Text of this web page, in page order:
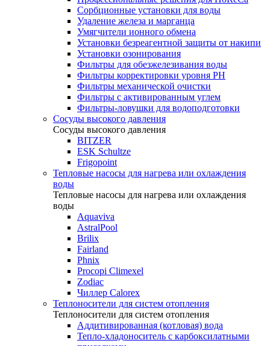
Сорбционные установки для воды
Удаление железа и марганца
Умягчители ионного обмена
Установки безреагентной защиты от накипи
Установки озонирования
Фильтры для обезжелезивания воды
Фильтры корректировки уровня PH
Фильтры механической очистки
Фильтры с активированным углем
Фильтры-ловушки для водоподготовки
Сосуды высокого давления
Сосуды высокого давления
BITZER
ESK Schultze
Frigopoint
Тепловые насосы для нагрева или охлаждения
воды
Тепловые насосы для нагрева или охлаждения
воды
Aquaviva
AstralPool
Brilix
Fairland
Phnix
Procopi Climexel
Zodiac
Чиллер Calorex
Теплоносители для систем отопления
Теплоносители для систем отопления
Аддитивированная (котловая) вода
Тепло-хладоноситель с карбоксилатными